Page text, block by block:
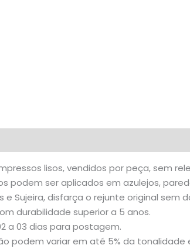
lisos, vendidos por peça, sem
podem ser aplicados em azulejos,
e Sujeira, disfarça o rejunte original sem
durabilidade superior a 5 anos.
a 03 dias para postagem.
podem variar em até 5% da tonalidade